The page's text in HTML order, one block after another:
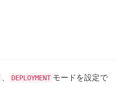
、 DEPLOYMENT モードを設定で